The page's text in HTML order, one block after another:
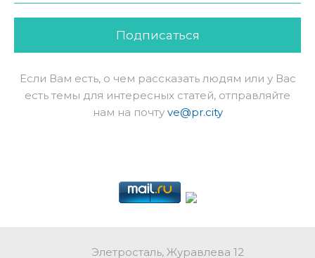
Подписаться
Если Вам есть, о чем рассказать людям или у Вас
есть темы для интересных статей, отправляйте
нам на почту ve@pr.city
Элетросталь, Журавлева 12